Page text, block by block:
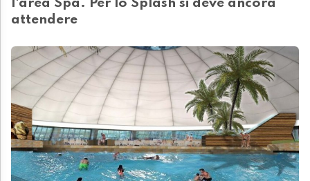
l'area Spa. Per lo Splash si deve ancora
attendere